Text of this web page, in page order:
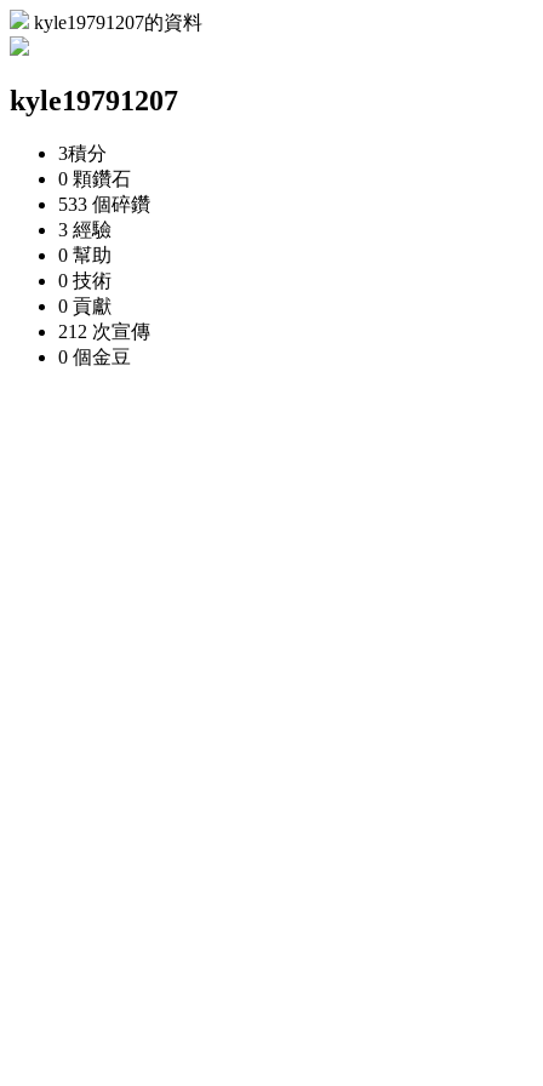
kyle19791207的資料
kyle19791207
3積分
0 顆鑽石
533 個碎鑽
3 經驗
0 幫助
0 技術
0 貢獻
212 次宣傳
0 個金豆